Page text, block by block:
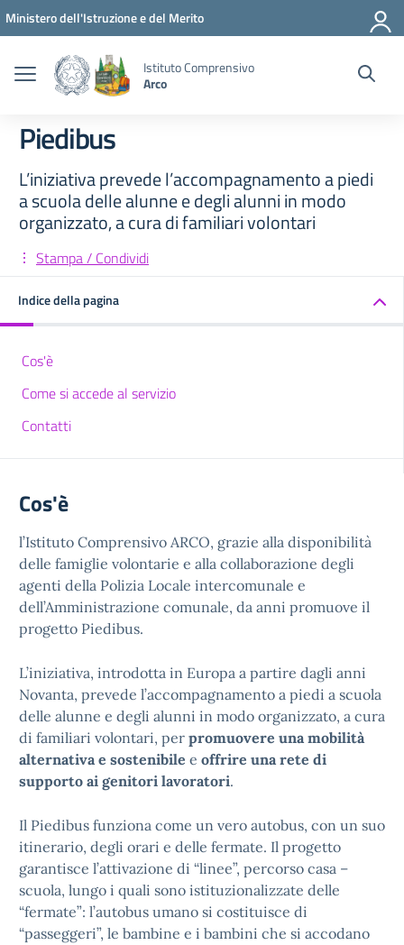
Vai ai contenuti
Vai al menu di navigazione
Vai al footer
Ministero dell'Istruzione e del Merito
Istituto Comprensivo
Arco
Piedibus
L’iniziativa prevede l’accompagnamento a piedi
a scuola delle alunne e degli alunni in modo
organizzato, a cura di familiari volontari
Stampa / Condividi
Indice della pagina
Cos'è
Come si accede al servizio
Contatti
Cos'è
l’Istituto Comprensivo ARCO, grazie alla disponibilità
delle famiglie volontarie e alla collaborazione degli
agenti della Polizia Locale intercomunale e
dell’Amministrazione comunale, da anni promuove il
progetto Piedibus.
L’iniziativa, introdotta in Europa a partire dagli anni
Novanta, prevede l’accompagnamento a piedi a scuola
delle alunne e degli alunni in modo organizzato, a cura
di familiari volontari, per promuovere una mobilità
alternativa e sostenibile e offrire una rete di
supporto ai genitori lavoratori.
Il Piedibus funziona come un vero autobus, con un suo
itinerario, degli orari e delle fermate. Il progetto
garantisce l’attivazione di “linee”, percorso casa –
scuola, lungo i quali sono istituzionalizzate delle
“fermate”: l’autobus umano si costituisce di
“passeggeri”, le bambine e i bambini che si accodano